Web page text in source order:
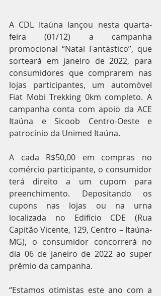
A CDL Itaúna lançou nesta quarta-
feira (01/12) a campanha
promocional “Natal Fantástico”, que
sorteará em janeiro de 2022, para
consumidores que comprarem nas
lojas participantes, um automóvel
Fiat Mobi Trekking 0km completo. A
campanha conta com apoio da ACE
Itaúna e Sicoob Centro-Oeste e
patrocínio da Unimed Itaúna.
A cada R$50,00 em compras no
comércio participante, o consumidor
terá direito a um cupom para
preenchimento. Depositando os
cupons nas lojas ou na urna
localizada no Edifício CDE (Rua
Capitão Vicente, 129, Centro – Itaúna-
MG), o consumidor concorrerá no
dia 06 de janeiro de 2022 ao super
prêmio da campanha.
“Estamos otimistas este ano com a